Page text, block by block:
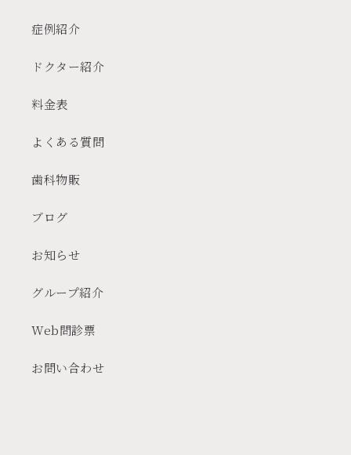
症例紹介
ドクター紹介
料金表
よくある質問
歯科物販
ブログ
お知らせ
グループ紹介
Web問診票
お問い合わせ